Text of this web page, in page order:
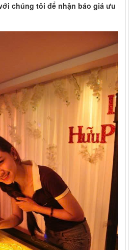
chúng tôi để nhận báo giá ưu